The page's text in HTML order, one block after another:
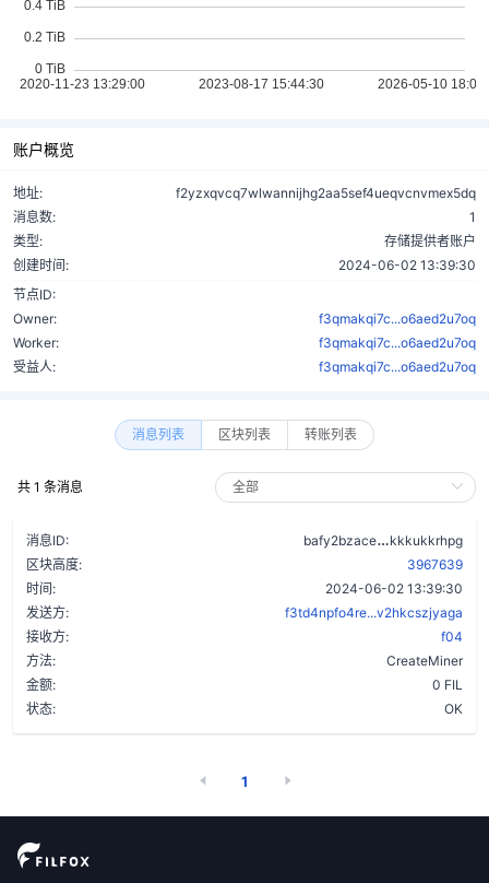
账户概览
地址:
f2yzxqvcq7wlwannijhg2aa5sef4ueqvcnvmex5dq
消息数:
1
类型:
存储提供者账户
创建时间:
2024-06-02 13:39:30
节点ID:
Owner:
f3qmakqi7c...o6aed2u7oq
Worker:
f3qmakqi7c...o6aed2u7oq
受益人:
f3qmakqi7c...o6aed2u7oq
消息列表 区块列表 转账列表
共 1 条消息
消息ID: bafy2bzace
kkkukkrhpg
区块高度:
3967639
时间:
2024-06-02 13:39:30
发送方:
f3td4npfo4re...v2hkcszjyaga
接收方:
f04
方法:
CreateMiner
金额:
0 FIL
状态:
OK
1